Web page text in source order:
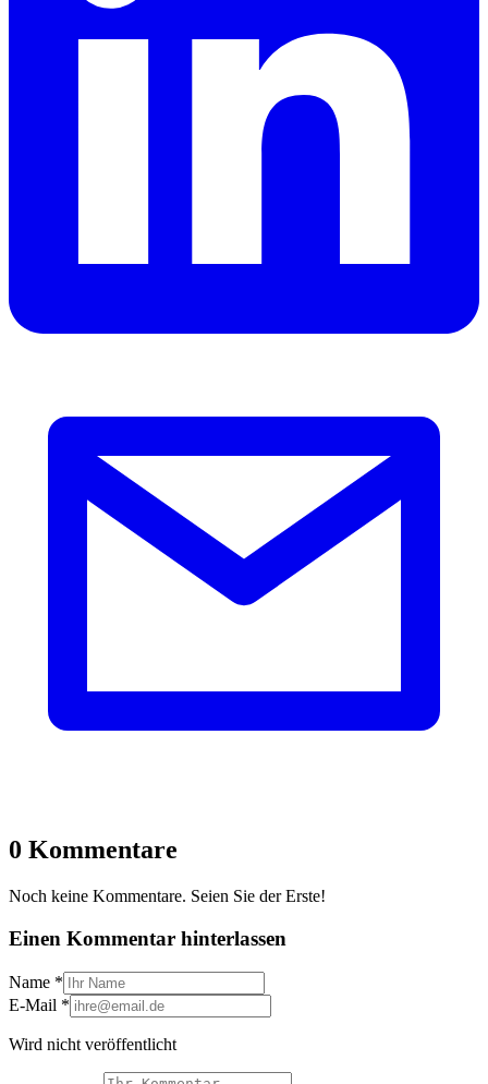
0 Kommentare
Noch keine Kommentare. Seien Sie der Erste!
Einen Kommentar hinterlassen
Name *
E-Mail *
Wird nicht veröffentlicht